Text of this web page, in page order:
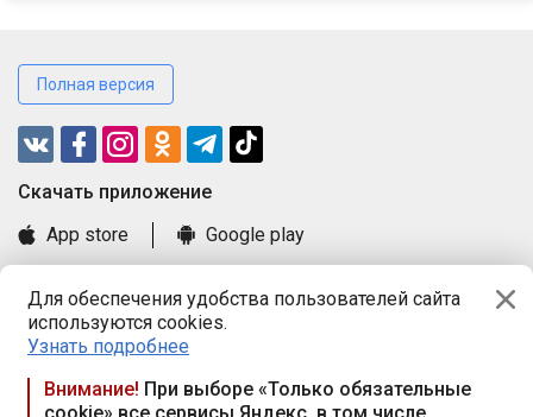
Для обеспечения удобства пользователей сайта
используются cookies.
Узнать подробнее
Внимание! При выборе «Только обязательные
Полная версия
Cкачать приложение
App store
Google play
Книга замечаний и предложений
Правила и документы
Praca.by © 2000—2026, ООО «ПРАЦА БАЙ»